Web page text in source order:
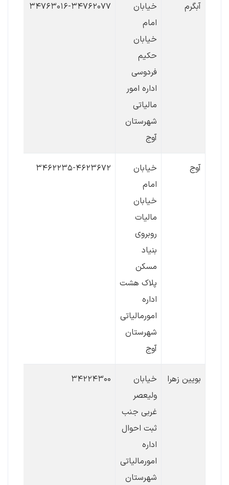
آبگرم
خیابان
امام
خیابان
حکیم
فردوسی
اداره امور
مالیاتی
شهرستان
آوج
۳۴۷۶۳۰۱۶-۳۴۷۶۲۰۷۷
آوج
خیابان
امام
خیابان
مالیات
روبروی
بنیاد
مسکن
پلاک هشت
اداره
امورمالیاتی
شهرستان
آوج
۳۴۶۲۲۳۵-۴۶۲۳۶۷۲
بویین زهرا
خیابان
ولیعصر
غربی جنب
ثبت احوال
اداره
امورمالیاتی
شهرستان
۳۴۲۲۴۳۰۰